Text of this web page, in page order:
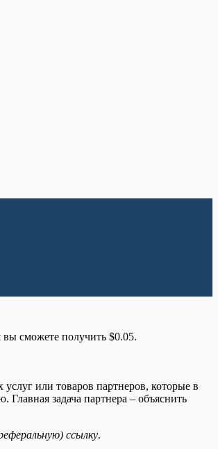
сможете получить $0.05.
или товаров партнеров, которые в
задача партнера – объяснить
ссылку.